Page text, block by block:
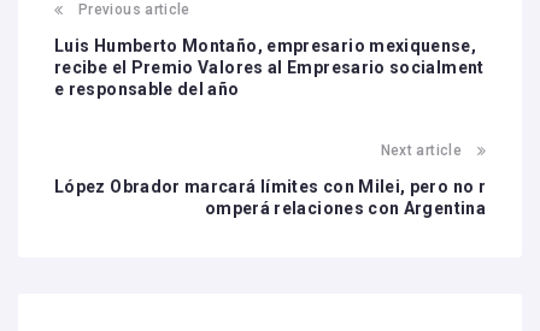
Previous article
Luis Humberto Montaño, empresario mexiquense,
recibe el Premio Valores al Empresario socialment
e responsable del año
Next article
López Obrador marcará límites con Milei, pero no r
omperá relaciones con Argentina